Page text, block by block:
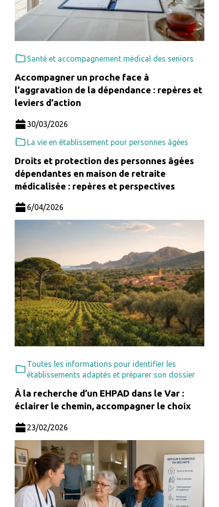
Santé et accompagnement médical des seniors
Accompagner un proche face à
l’aggravation de la dépendance : repères et
leviers d’action
30/03/2026
La vie en établissement pour personnes âgées
Droits et protection des personnes âgées
dépendantes en maison de retraite
médicalisée : repères et perspectives
6/04/2026
Toutes les informations pour identifier les
établissements adaptés et préparer son dossier
À la recherche d’un EHPAD dans le Var :
éclairer le chemin, accompagner le choix
23/02/2026